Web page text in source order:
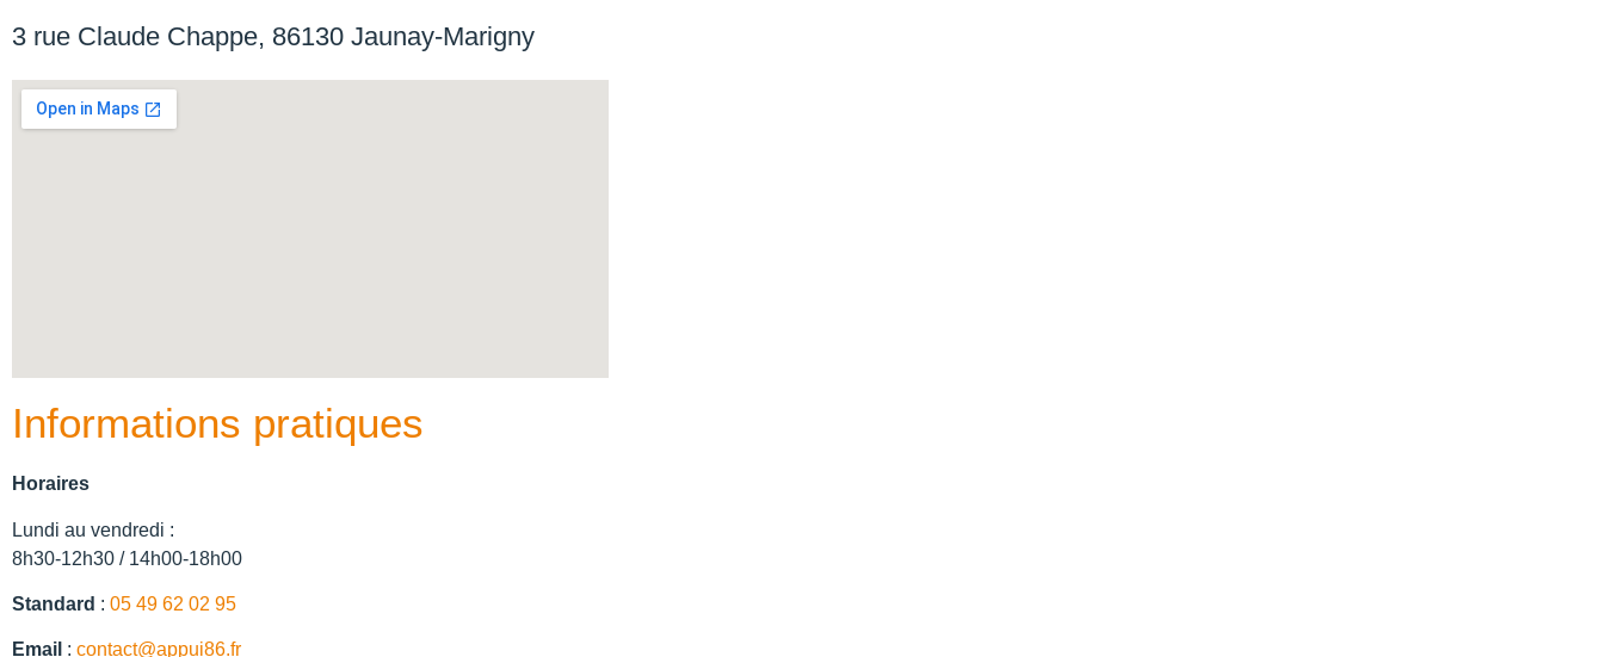
3 rue Claude Chappe, 86130 Jaunay-Marigny
Informations pratiques
Horaires
Lundi au vendredi :
8h30-12h30 / 14h00-18h00
Standard : 05 49 62 02 95
Email : contact@appui86.fr